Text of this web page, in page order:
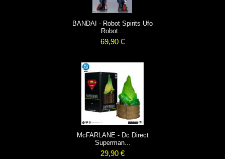
BANDAI - Robot Spirits Ufo
Robot...
69,90 €
McFARLANE - Dc Direct
Superman...
29,90 €